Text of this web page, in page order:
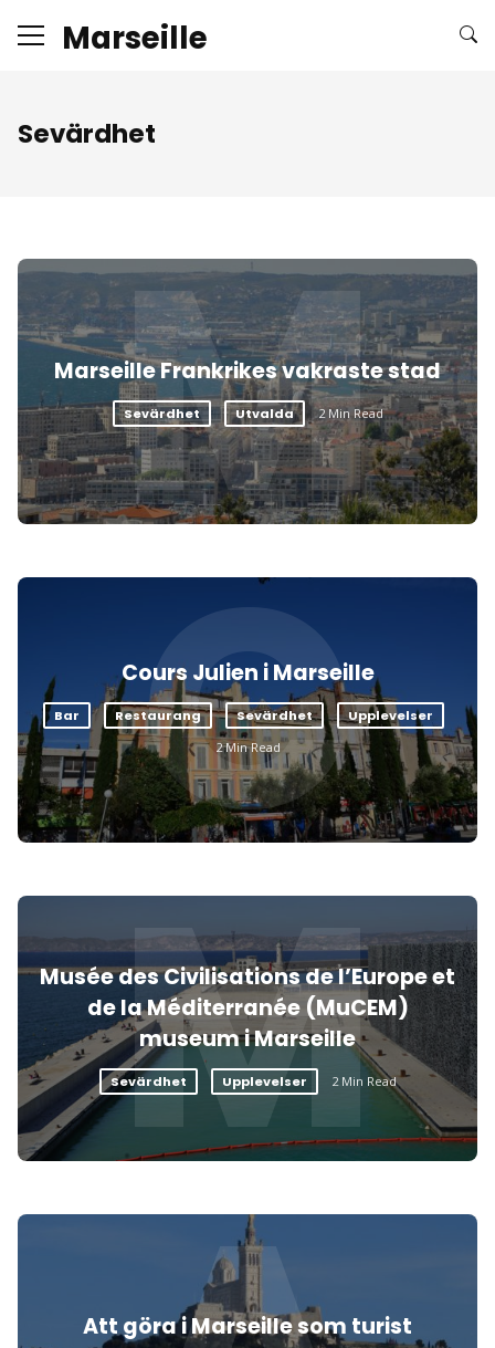
Marseille
Sevärdhet
M
Marseille Frankrikes vakraste stad
Sevärdhet Utvalda 2 Min Read
C
Cours Julien i Marseille
Bar Restaurang Sevärdhet Upplevelser
2 Min Read
M
Musée des Civilisations de l’Europe et
de la Méditerranée (MuCEM)
museum i Marseille
Sevärdhet Upplevelser 2 Min Read
Att göra i Marseille som turist